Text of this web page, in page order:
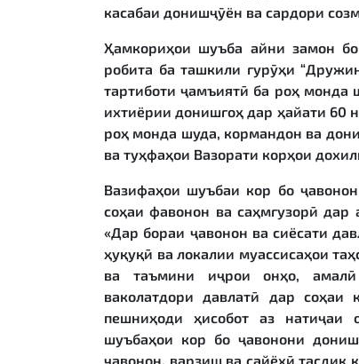
касабаи донишҷӯён ва сардори
Ҳамкориҳои шуъба айни замон
робита ба ташкили гурӯҳи
тартиботи ҷамъиятӣ ба роҳ монда
ихтиёрии донишгоҳ дар ҳайати 60
роҳ монда шуда, кормандон ва
ва туҳфаҳои Вазорати корҳои
Вазифаҳои шуъбаи кор бо
соҳаи фавонон ва саҳмгузорӣ дар
«Дар бораи ҷавонон ва сиёсати
ҳуқуқӣ ва локалии муассисаҳои
ва таъмини иҷрои онҳо, амалӣ
ваколатдори давлатӣ дар
пешниҳоди ҳисобот аз
шуъбаҳои кор бо ҷавонони
ҷавонон, варзиш ва сайёҳӣ тасдиқ